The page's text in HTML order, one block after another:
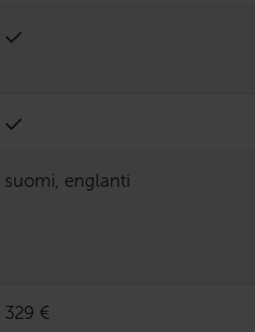
suomi, englanti
329 €